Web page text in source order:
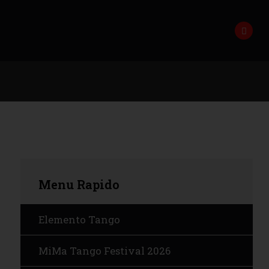
Menu Rapido
Elemento Tango
MiMa Tango Festival 2026